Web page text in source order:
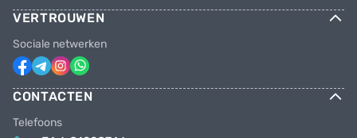
VERTROUWEN
Sociale netwerken
CONTACTEN
Telefoons